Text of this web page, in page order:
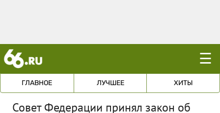
☰
ГЛАВНОЕ ЛУЧШЕЕ ХИТЫ
Совет Федерации принял закон об